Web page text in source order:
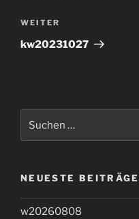
Nächster
Beitrag
WEITER
kw20231027
nach:
NEUESTE BEITRÄGE
w20260808